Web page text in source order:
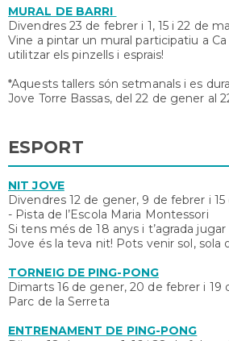
MURAL DE BARRI
Divendres 23 de febrer i 1, 15 i 22 de
Vine a pintar un mural participatiu a Ca
utilitzar els pinzells i esprais!
*Aquests tallers són setmanals i es
Jove Torre Bassas, del 22 de gener al
ESPORT
NIT JOVE
Divendres 12 de gener, 9 de febrer i
- Pista de l’Escola Maria Montessori
Si tens més de 18 anys i t’agrada
Jove és la teva nit! Pots venir sol,
TORNEIG DE PING-PONG
Dimarts 16 de gener, 20 de febrer i 19
Parc de la Serreta
ENTRENAMENT DE PING-PONG